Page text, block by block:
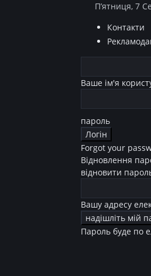
П’ятниця, 7
Контакти
Ваше ім'я
пароль
Forgot your
Відновлення
відновити
Вашу адресу
Пароль буде по